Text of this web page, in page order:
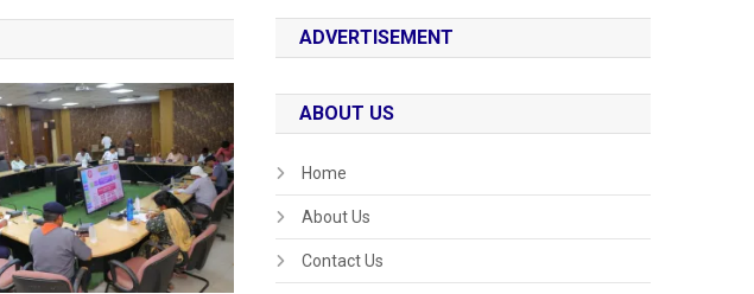
ADVERTISEMENT
ABOUT US
Home
About Us
Contact Us